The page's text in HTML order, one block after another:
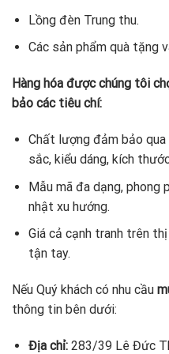
Lồng đèn Trung thu.
Các sản phẩm quà tặng
Hàng hóa được chúng tôi
bảo các tiêu chí:
Chất lượng đảm bảo
sắc, kiểu dáng, kích
Mẫu mã đa dạng, phong
nhật xu hướng.
Giá cả cạnh tranh trên
tận tay.
Nếu Quý khách có nhu cầu
thông tin bên dưới:
Địa chỉ:283/39 Lê Đức